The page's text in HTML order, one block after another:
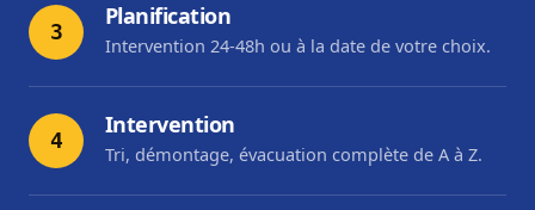
3
Planification
Intervention 24-48h ou à la date de votre choix.
4
Intervention
Tri, démontage, évacuation complète de A à Z.